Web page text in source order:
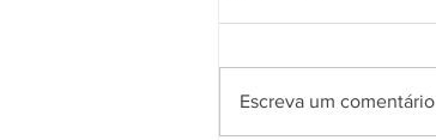
Escreva um comentário